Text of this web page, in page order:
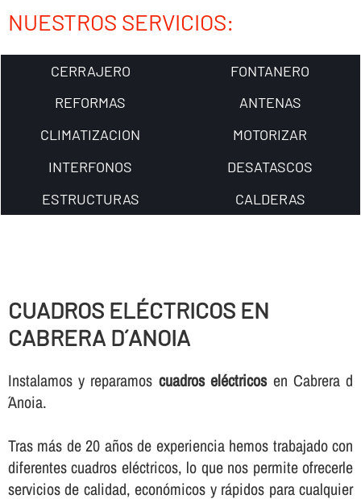
NUESTROS SERVICIOS:
CERRAJERO
FONTANERO
REFORMAS
ANTENAS
CLIMATIZACION
MOTORIZAR
INTERFONOS
DESATASCOS
ESTRUCTURAS
CALDERAS
CUADROS ELÉCTRICOS EN
CABRERA D´ANOIA
Instalamos y reparamos cuadros eléctricosen Cabrera d
´Anoia.
Tras más de 20 años de experiencia hemos trabajado con
diferentes cuadros eléctricos, lo que nos permite ofrecerle
servicios de calidad, económicos y rápidos para cualquier